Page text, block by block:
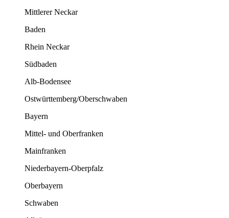
Mittlerer Neckar
Baden
Rhein Neckar
Südbaden
Alb-Bodensee
Ostwürttemberg/Oberschwaben
Bayern
Mittel- und Oberfranken
Mainfranken
Niederbayern-Oberpfalz
Oberbayern
Schwaben